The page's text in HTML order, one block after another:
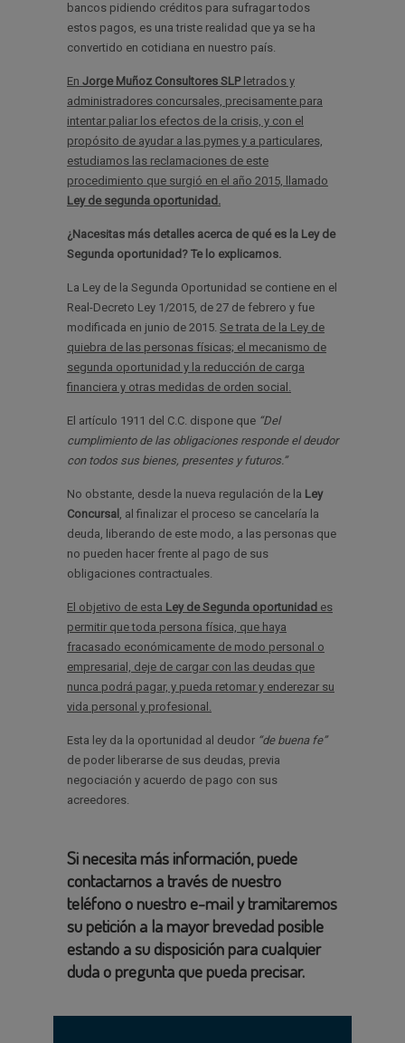
bancos pidiendo créditos para sufragar todos
estos pagos, es una triste realidad que ya se ha
convertido en cotidiana en nuestro país.
En Jorge Muñoz Consultores SLPletrados y
administradores concursales, precisamente para
intentar paliar los efectos de la crisis, y con el
propósito de ayudar a las pymes y a particulares,
estudiamos las reclamaciones de este
procedimiento que surgió en el año 2015, llamado
Ley de segunda oportunidad.
¿Nacesitas más detalles acerca de qué es la Ley de
Segunda oportunidad? Te lo explicamos.
La Ley de la Segunda Oportunidad se contiene en el
Real-Decreto Ley 1/2015, de 27 de febrero y fue
modificada en junio de 2015. Se trata de la Ley de
quiebra de las personas físicas; el mecanismo de
segunda oportunidad y la reducción de carga
financiera y otras medidas de orden social.
El artículo 1911 del C.C. dispone que “Del
cumplimiento de las obligaciones responde el deudor
con todos sus bienes, presentes y futuros.”
No obstante, desde la nueva regulación de la Ley
Concursal
, al finalizar el proceso se cancelaría la
deuda, liberando de este modo, a las personas que
no pueden hacer frente al pago de sus
obligaciones contractuales.
El objetivo de esta Ley de Segunda oportunidad es
permitir que toda persona física, que haya
fracasado económicamente de modo personal o
empresarial, deje de cargar con las deudas que
nunca podrá pagar, y pueda retomar y enderezar su
vida personal y profesional.
Esta ley da la oportunidad al deudor “de buena fe”
de poder liberarse de sus deudas, previa
negociación y acuerdo de pago con sus
acreedores.
Si necesita más información, puede
contactarnos a través de nuestro
teléfono o nuestro e-mail y tramitaremos
su petición a la mayor brevedad posible
estando a su disposición para cualquier
duda o pregunta que pueda precisar.